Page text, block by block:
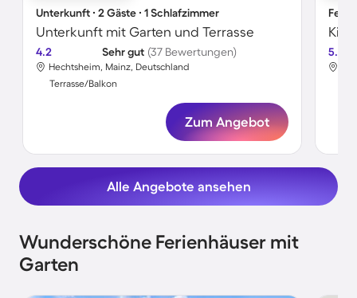
Unterkunft ∙ 2 Gäste ∙ 1 Schlafzimmer
Unterkunft mit Garten und Terrasse
4.2 Sehr gut (37 Bewertungen)
Hechtsheim, Mainz, Deutschland
Terrasse/Balkon
Zum Angebot
5.0
Alle Angebote ansehen
Wunderschöne Ferienhäuser mit
Garten